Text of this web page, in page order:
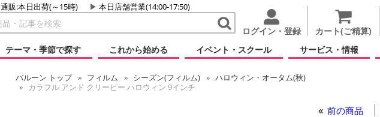
通販:本日出荷(～15時) 本日店舗営業(14:00-17:50)
ログイン・登録 カート(ご精算)
テーマ・季節で探す
これから始める イベント・スクール サービス・情報
バルーン トップ フィルム シーズン(フィルム)
ハロウィン・オータム(秋)
カラフル アンド クリーピー ハロウィン 9インチ
前の商品